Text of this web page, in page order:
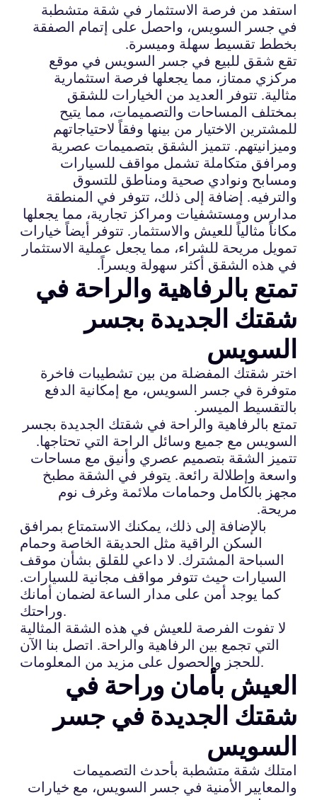
استفد من فرصة الاستثمار في شقة متشطبة
في جسر السويس، واحصل على إتمام الصفقة
بخطط تقسيط سهلة وميسرة.
تقع شقق للبيع في جسر السويس في موقع
مركزي ممتاز، مما يجعلها فرصة استثمارية
مثالية. تتوفر العديد من الخيارات للشقق
بمختلف المساحات والتصميمات، مما يتيح
للمشترين الاختيار من بينها وفقاً لاحتياجاتهم
وميزانيتهم. تتميز الشقق بتصميمات عصرية
ومرافق متكاملة تشمل مواقف للسيارات
ومسابح ونوادي صحية ومناطق للتسوق
والترفيه. إضافة إلى ذلك، تتوفر في المنطقة
مدارس ومستشفيات ومراكز تجارية، مما يجعلها
مكاناً مثالياً للعيش والاستثمار. تتوفر أيضاً خيارات
تمويل مريحة للشراء، مما يجعل عملية الاستثمار
في هذه الشقق أكثر سهولة ويسراً.
تمتع بالرفاهية والراحة في
شقتك الجديدة بجسر
السويس
اختر شقتك المفضلة من بين تشطيبات فاخرة
متوفرة في جسر السويس، مع إمكانية الدفع
بالتقسيط الميسر.
تمتع بالرفاهية والراحة في شقتك الجديدة بجسر
السويس مع جميع وسائل الراحة التي تحتاجها.
تتميز الشقة بتصميم عصري وأنيق مع مساحات
واسعة وإطلالة رائعة. يتوفر في الشقة مطبخ
مجهز بالكامل وحمامات ملائمة وغرف نوم
مريحة.
بالإضافة إلى ذلك، يمكنك الاستمتاع بمرافق
السكن الراقية مثل الحديقة الخاصة وحمام
السباحة المشترك. لا داعي للقلق بشأن موقف
السيارات حيث تتوفر مواقف مجانية للسيارات.
كما يوجد أمن على مدار الساعة لضمان أمانك
وراحتك.
لا تفوت الفرصة للعيش في هذه الشقة المثالية
التي تجمع بين الرفاهية والراحة. اتصل بنا الآن
للحجز والحصول على مزيد من المعلومات.
العيش بأمان وراحة في
شقتك الجديدة في جسر
السويس
امتلك شقة متشطبة بأحدث التصميمات
والمعايير الأمنية في جسر السويس، مع خيارات